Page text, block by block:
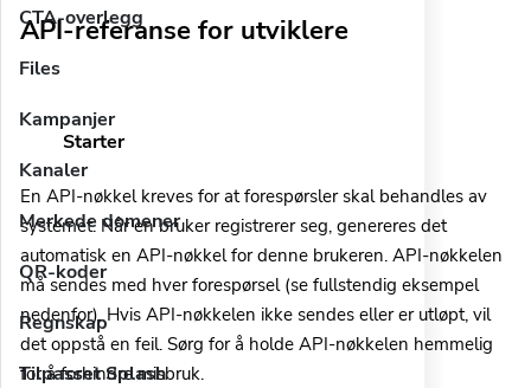
CTA-overlegg
Files
Kampanjer
Kanaler
Merkede domener
QR-koder
Regnskap
Tilpasset Splash
API-referanse for utviklere
Starter
En API-nøkkel kreves for at forespørsler skal behandles av
systemet. Når en bruker registrerer seg, genereres det
automatisk en API-nøkkel for denne brukeren. API-nøkkelen
må sendes med hver forespørsel (se fullstendig eksempel
nedenfor). Hvis API-nøkkelen ikke sendes eller er utløpt, vil
det oppstå en feil. Sørg for å holde API-nøkkelen hemmelig
for å forhindre misbruk.